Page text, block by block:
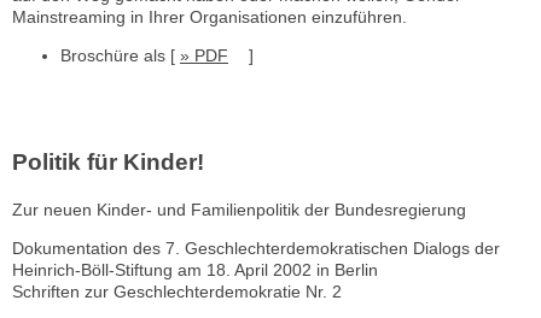
Mainstreaming in Ihrer Organisationen einzuführen.
Broschüre als [ » PDF ]
Politik für Kinder!
Zur neuen Kinder- und Familienpolitik der Bundesregierung
Dokumentation des 7. Geschlechterdemokratischen Dialogs der
Heinrich-Böll-Stiftung am 18. April 2002 in Berlin
Schriften zur Geschlechterdemokratie Nr. 2